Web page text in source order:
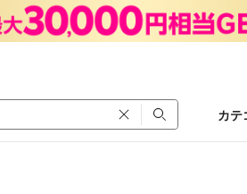
カテ